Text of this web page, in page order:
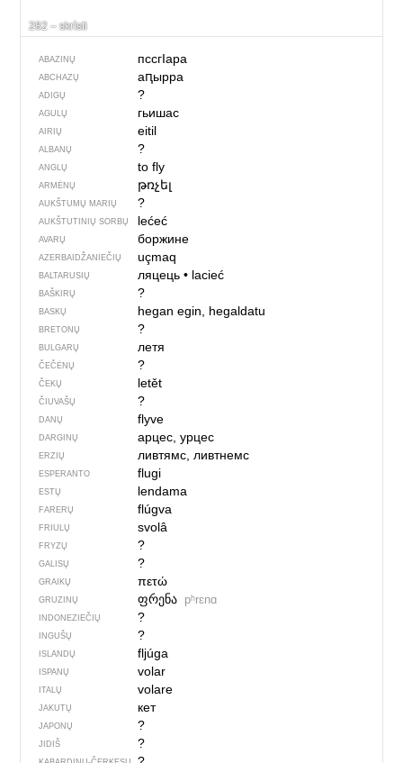
282 – skrìsti
ABAZINŲ пссгIара
ABCHAZŲ аԥырра
ADIGŲ ?
AGULŲ гьишас
AIRIŲ eitil
ALBANŲ ?
ANGLŲ to fly
ARMĖNŲ թռչել
AUKŠTUMŲ MARIŲ ?
AUKŠTUTINIŲ SORBŲ lećeć
AVARŲ боржине
AZERBAIDŽANIEČIŲ uçmaq
BALTARUSIŲ ляцець• lacieć
BAŠKIRŲ ?
BASKŲ hegan egin, hegaldatu
BRETONŲ ?
BULGARŲ летя
ČEČĖNŲ ?
ČEKŲ letět
ČIUVAŠŲ ?
DANŲ flyve
DARGINŲ арцес, урцес
ERZIŲ ливтямс, ливтнемс
ESPERANTO flugi
ESTŲ lendama
FARERŲ flúgva
FRIULŲ svolâ
FRYZŲ ?
GALISŲ ?
GRAIKŲ πετώ
GRUZINŲ ფრენა pʰrɛnɑ
INDONEZIEČIŲ ?
INGUŠŲ ?
ISLANDŲ fljúga
ISPANŲ volar
ITALŲ volare
JAKUTŲ кет
JAPONŲ ?
JIDIŠ ?